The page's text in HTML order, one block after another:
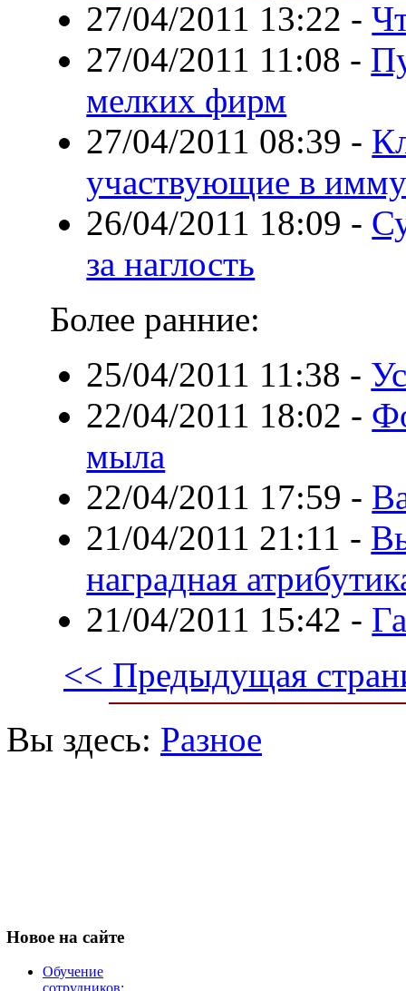
27/04/2011 13:22 -
27/04/2011 11:08 -
мелких фирм
27/04/2011 08:39 -
участвующие в
26/04/2011 18:09 -
за наглость
Более ранние:
25/04/2011 11:38 -
22/04/2011 18:02 -
мыла
22/04/2011 17:59 -
21/04/2011 21:11 -
наградная
21/04/2011 15:42 -
<< Предыдущая
Вы здесь: Разное
Новое на сайте
Обучение